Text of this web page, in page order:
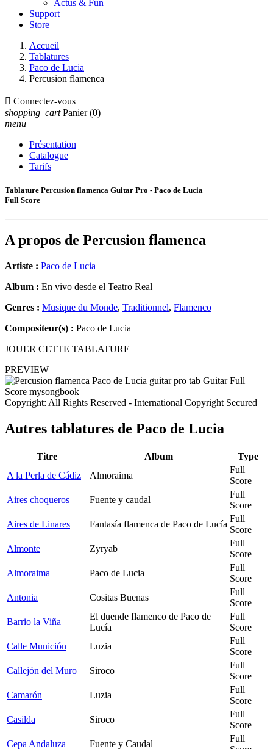
Actus & Fun
Support
Store
Accueil
Tablatures
Paco de Lucia
Percusion flamenca
 Connectez-vous
shopping_cart Panier (0)
menu
Présentation
Catalogue
Tarifs
Tablature Percusion flamenca Guitar Pro - Paco de Lucia
Full Score
A propos de Percusion flamenca
Artiste : Paco de Lucia
Album : En vivo desde el Teatro Real
Genres : Musique du Monde, Traditionnel, Flamenco
Compositeur(s) : Paco de Lucia
JOUER CETTE TABLATURE
PREVIEW
Copyright: All Rights Reserved - International Copyright Secured
Autres tablatures de Paco de Lucia
Titre Album
Type
A la Perla de Cádiz
Almoraima
Full
Score
Aires choqueros
Fuente y caudal
Full
Score
Aires de Linares
Fantasía flamenca de Paco de Lucía
Full
Score
Almonte
Zyryab
Full
Score
Almoraima
Paco de Lucia
Full
Score
Antonia
Cositas Buenas
Full
Score
Barrio la Viña
El duende flamenco de Paco de
Lucía
Full
Score
Calle Munición
Luzia
Full
Score
Callejón del Muro
Siroco
Full
Score
Camarón
Luzia
Full
Score
Casilda
Siroco
Full
Score
Cepa Andaluza
Fuente y Caudal
Full